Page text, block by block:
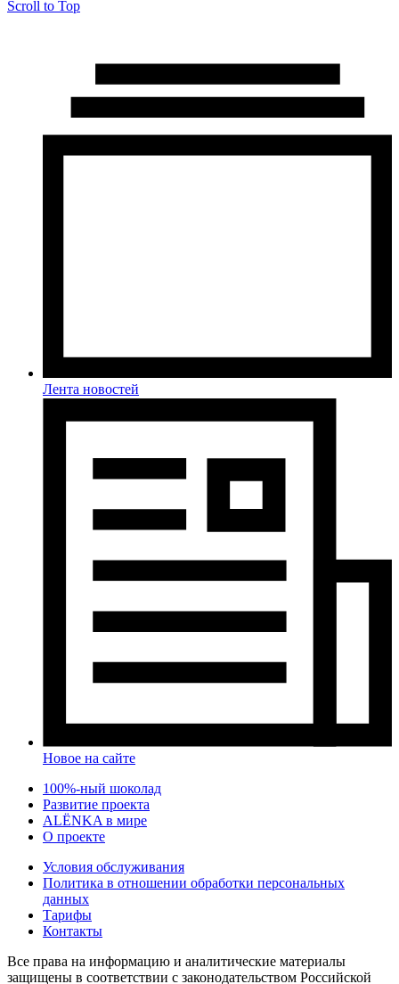
Scroll to Top
Лента новостей
Новое на сайте
100%-ный шоколад
Развитие проекта
ALЁNKA в мире
О проекте
Условия обслуживания
Политика в отношении обработки персональных
данных
Тарифы
Контакты
Все права на информацию и аналитические материалы
защищены в соответствии с законодательством Российской